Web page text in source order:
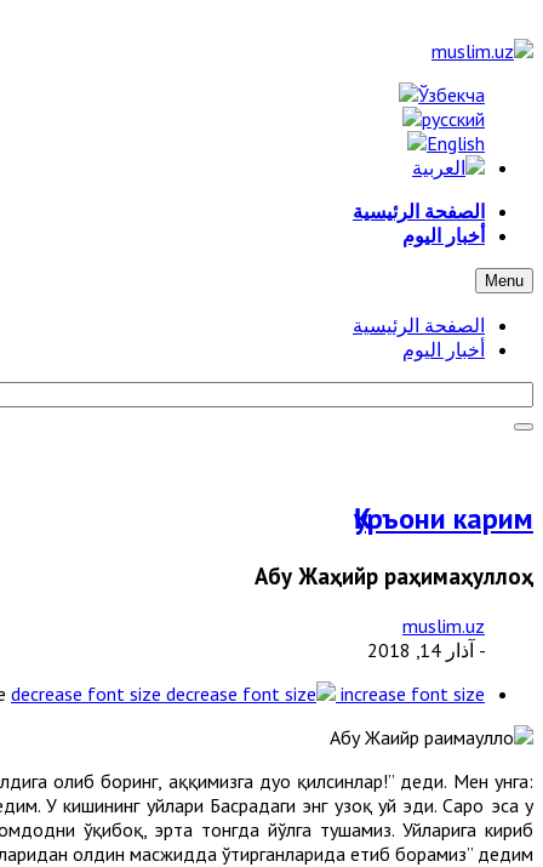
الصفحة الرئيسية
أخبار اليوم
Menu
الصفحة الرئيسية
أخبار اليوم
Қуръони карим
Абу Жаҳийр раҳимаҳуллоҳ
muslim.uz
- آذار 14, 2018
decrease font size increase font size
олиб боринг, ҳаққимизга дуо қилсинлар!” деди. Мен унга:
У кишининг уйлари Басрадаги энг узоқ уй эди. Саҳро эса у
ўқибоқ, эрта тонгда йўлга тушамиз. Уйларига кириб
олдин масжидда ўтирганларида етиб борамиз” дедим.